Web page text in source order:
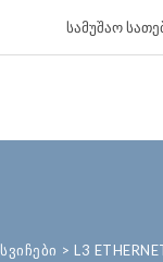
სამუშაო
სვიჩები > L3